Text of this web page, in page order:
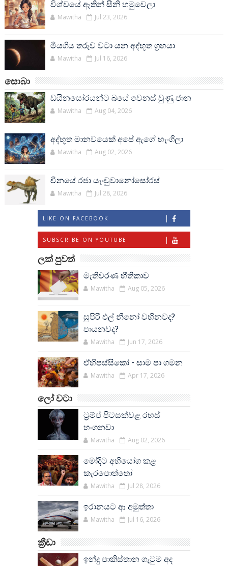
විශ්වයේ ඈතින් සීනි හමුවෙලා
Mawitha Jul 23, 2026
මියගිය තරුව වටා යන අද්භූත ග්‍රහයා
Mawitha Jul 16, 2026
සොබා
ඩයිනසෝරයන්ට බයේ වෙනස් වුණු ජාන
Mawitha Aug 04, 2026
අද්භූත මානවයෙක් අපේ ඇගේ හැංගිලා
Mawitha Aug 02, 2026
චීනයේ රජා යැංචුවානෝසෝරස්
Mawitha Jul 28, 2026
LIKE ON FACEBOOK
SUBSCRIBE ON YOUTUBE
ලක් පුවත්
මැතිවරණ භීතිකාව
Mawitha Aug 05, 2026
සුපිරි එල් නීනෝ වහිනවද?
පායනවද?
Mawitha Jun 17, 2026
ඒහිපස්සිකෝ - සාම පා ගමන
Mawitha Apr 17, 2026
ලෝ වටා
ට්‍රම්ප් පිටසක්වළ රහස්
හංගනවා
Mawitha Aug 02, 2026
මෝදිට අභියෝග කළ
කැරපොත්තෝ
Mawitha Jul 28, 2026
ඉරානයට ආ අමුත්තා
Mawitha Jul 16, 2026
ක්‍රීඩා
ඉන්දු පාකිස්තාන ගැටුම අද